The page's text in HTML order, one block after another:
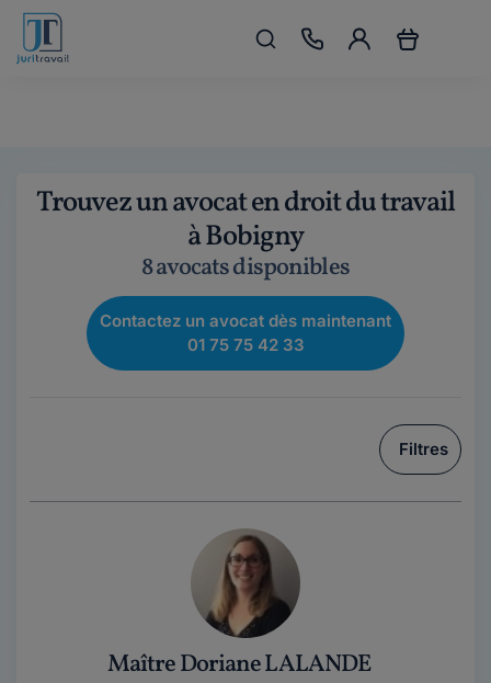
Trouvez un avocat en droit du travail
à Bobigny
8 avocats disponibles
Contactez un avocat dès maintenant
01 75 75 42 33
Filtres
Maître Doriane LALANDE